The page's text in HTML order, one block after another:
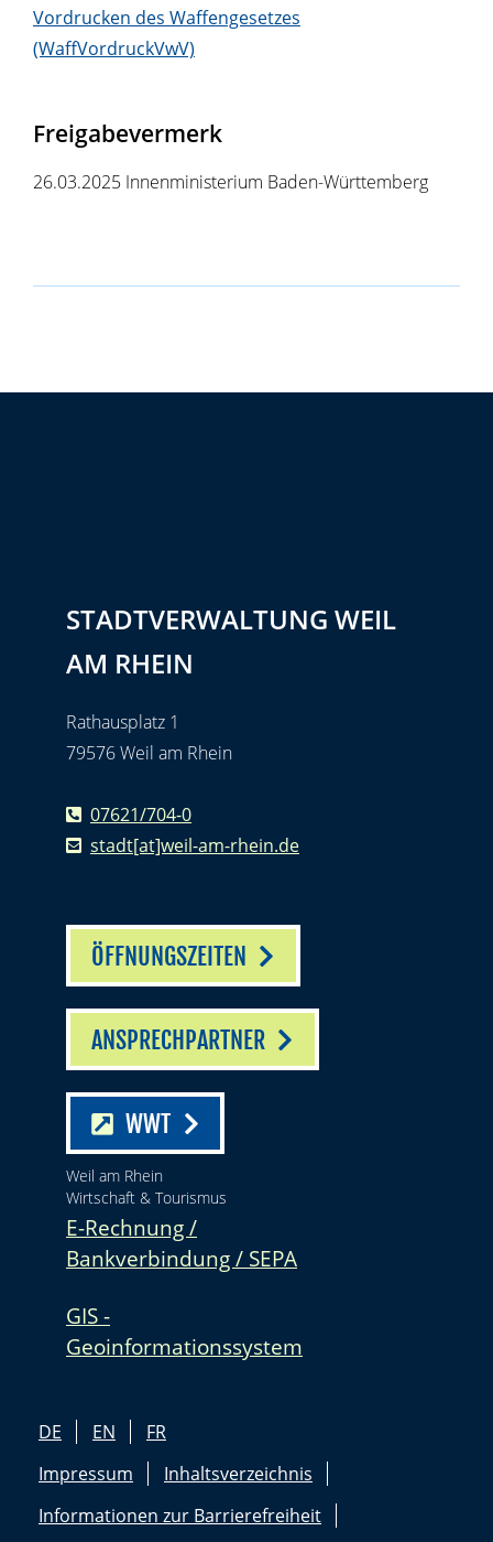
Vordrucken des Waffengesetzes
(WaffVordruckVwV)
Freigabevermerk
26.03.2025 Innenministerium Baden-Württemberg
STADTVERWALTUNG WEIL
AM RHEIN
Rathausplatz 1
79576 Weil am Rhein
07621/704-0
stadt[at]weil-am-rhein.de
ÖFFNUNGSZEITEN
ANSPRECHPARTNER
WWT
Weil am Rhein
Wirtschaft & Tourismus
E-Rechnung /
Bankverbindung / SEPA
GIS -
Geoinformationssystem
DE EN
FR
Impressum
Inhaltsverzeichnis
Informationen zur Barrierefreiheit